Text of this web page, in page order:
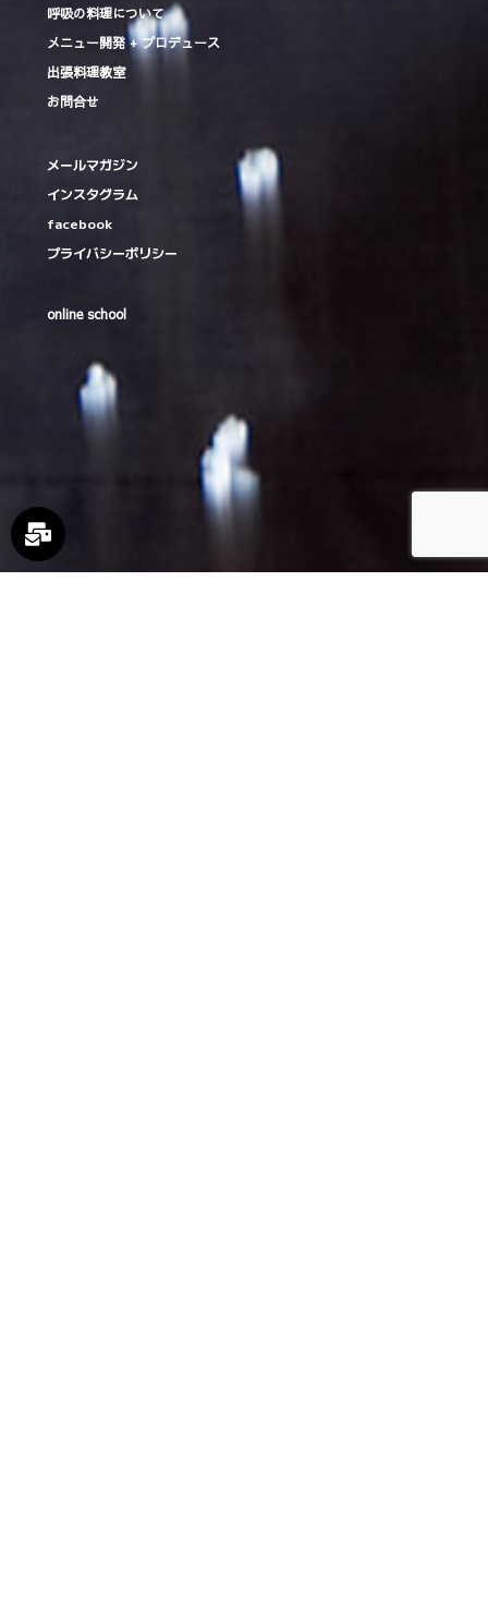
呼吸の料理について
メニュー開発 + プロデュース
出張料理教室
お問合せ
メールマガジン
インスタグラム
facebook
プライバシーポリシー
online school